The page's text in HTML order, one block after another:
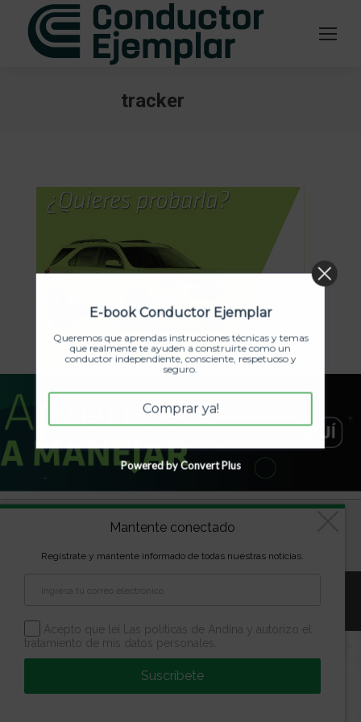
tracker
propiedad de la Escuela Andina | Todos los derechos
reservados
Aviso Legal Política de Privacidad
Mantente conectado
Regístrate y mantente informado de todas nuestras noticias.
Acepto que leí Las políticas de Andina y autorizo el
tratamiento de mis datos personales.
Suscríbete
E-book Conductor Ejemplar
Queremos que aprendas instrucciones técnicas y temas
que realmente te ayuden a construirte como un
conductor independiente, consciente, respetuoso y
seguro.
Comprar ya!
Powered by Convert Plus